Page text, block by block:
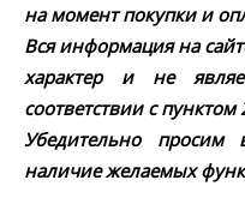
на момент покупки и
Вся информация на
характер и не
соответствии с
Убедительно просим
наличие желаемых